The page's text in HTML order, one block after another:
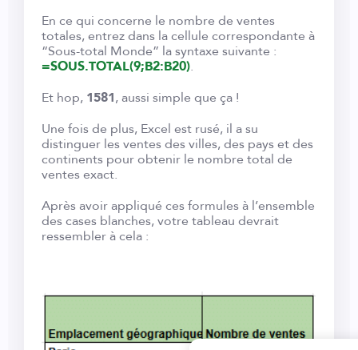
En ce qui concerne le nombre de ventes
totales, entrez dans la cellule correspondante à
“Sous-total Monde” la syntaxe suivante :
=SOUS.TOTAL(9;B2:B20).
Et hop, 1581, aussi simple que ça !
Une fois de plus, Excel est rusé, il a su
distinguer les ventes des villes, des pays et des
continents pour obtenir le nombre total de
ventes exact.
Après avoir appliqué ces formules à l’ensemble
des cases blanches, votre tableau devrait
ressembler à cela :